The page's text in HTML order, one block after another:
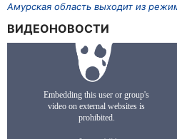
Амурская область выходит из
ВИДЕОНОВОСТИ